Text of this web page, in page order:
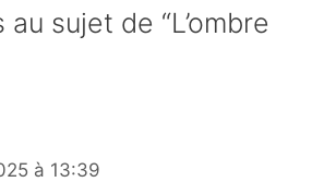
sujet de “L’ombre
à 13:39